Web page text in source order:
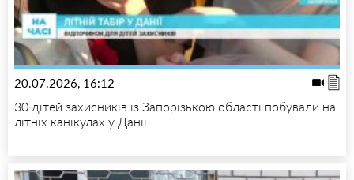
20.07.2026, 16:12
30 дітей захисників із Запорізькою області побували на
літніх канікулах у Данії